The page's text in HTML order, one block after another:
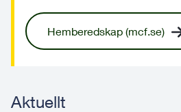
Hemberedskap (mcf.se)
Aktuellt